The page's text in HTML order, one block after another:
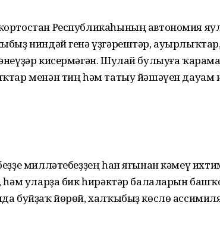
Республика­һының автономия
ниндәй генә үҙгәрештәр,
кисермәгән. Шулай булыуға
менән тиң һәм татыу йәшәүен дауам
милләтебеҙҙең һан яғынан кәмеү
һәм улар­ҙа бик һирәктәр балаларын
буйҙаҡ йөрөй, халҡыбыҙ көслө